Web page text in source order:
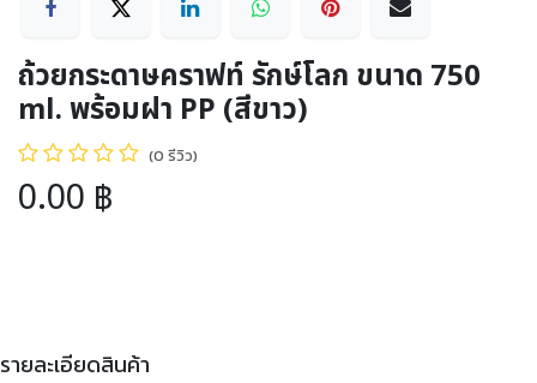
ถ้วยกระดาษคราฟท์ รักษ์โลก ขนาด 750
ml. พร้อมฝา PP (สีขาว)
(0 รีวิว)
0.00 ฿
รายละเอียดสินค้า